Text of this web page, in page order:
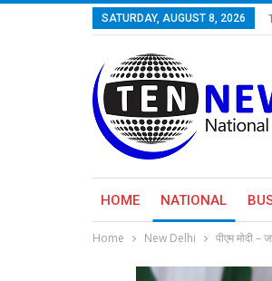
SATURDAY, AUGUST 8, 2026
HOME NATIONAL
Home New Delhi पीएम मोदी –